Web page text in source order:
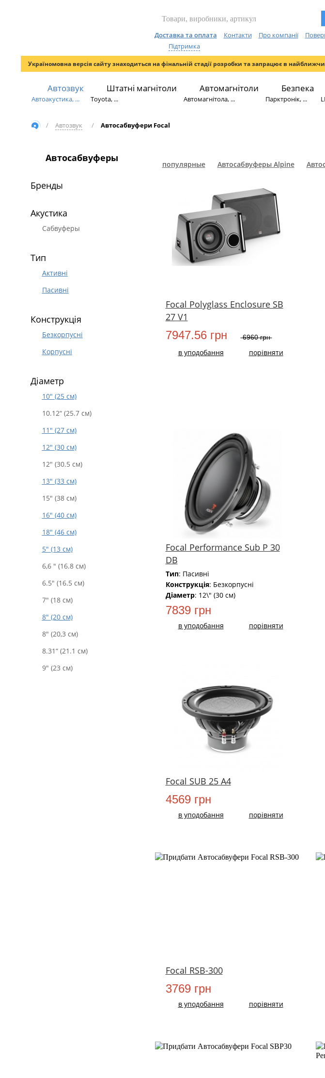
Доставка та оплата Контакти Про компанії
Підтримка
Україномовна версія сайту знаходиться на фінальній стадії розробки та запрацює в
Автозвук
Автоакустика, ...
Штатні магнітоли
Toyota, ...
Автомагнітоли
Автомагнітола, ...
Безпека
Парктронік, ...
/ Автозвук / Автосабвуфери Focal
Автосабвуферы
Бренды
Акустика
Сабвуферы
Тип
Активні
Пасивні
Конструкція
Безкорпусні
Корпусні
Діаметр
10" (25 см)
10.12“ (25.7 см)
11" (27 см)
12" (30 см)
12" (30.5 см)
13" (33 см)
15" (38 см)
16" (40 см)
18" (46 см)
5" (13 см)
6,6 " (16.8 см)
6.5" (16.5 см)
7" (18 см)
8" (20 см)
8" (20,3 см)
8.31“ (21.1 см)
9" (23 см)
популярные Автосабвуферы Alpine
Focal Polyglass Enclosure SB
27 V1
7947.56 грн 6960 грн
в уподобання порівняти
Focal Performance Sub P 30
DB
Тип: Пасивні
Конструкція: Безкорпусні
Діаметр: 12\" (30 см)
7839 грн
в уподобання порівняти
Focal SUB 25 A4
4569 грн
в уподобання порівняти
Focal RSB-300
3769 грн
в уподобання порівняти